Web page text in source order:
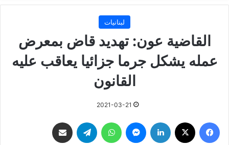
لبنانيات
القاضية عون: تهديد قاض بمعرض
عمله يشكل جرما جزائيا يعاقب عليه
القانون
2021-03-21
فيسبوك لينكدإن ماسنجر واتساب تيلقرام